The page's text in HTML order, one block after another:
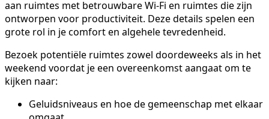
aan ruimtes met betrouwbare Wi-Fi en ruimtes die zijn
ontworpen voor productiviteit. Deze details spelen een
grote rol in je comfort en algehele tevredenheid.
Bezoek potentiële ruimtes zowel doordeweeks als in het
weekend voordat je een overeenkomst aangaat om te
kijken naar:
Geluidsniveaus en hoe de gemeenschap met elkaar